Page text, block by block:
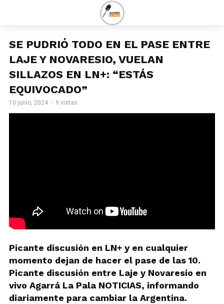
SE PUDRIÓ TODO EN EL PASE ENTRE
LAJE Y NOVARESIO, VUELAN
SILLAZOS EN LN+: “ESTÁS
EQUIVOCADO”
10 junio, 2024 9 vistas
Picante discusión en LN+ y en cualquier
momento dejan de hacer el pase de las 10.
Picante discusión entre Laje y Novaresio en
vivo Agarrá La Pala NOTICIAS, informando
diariamente para cambiar la Argentina.